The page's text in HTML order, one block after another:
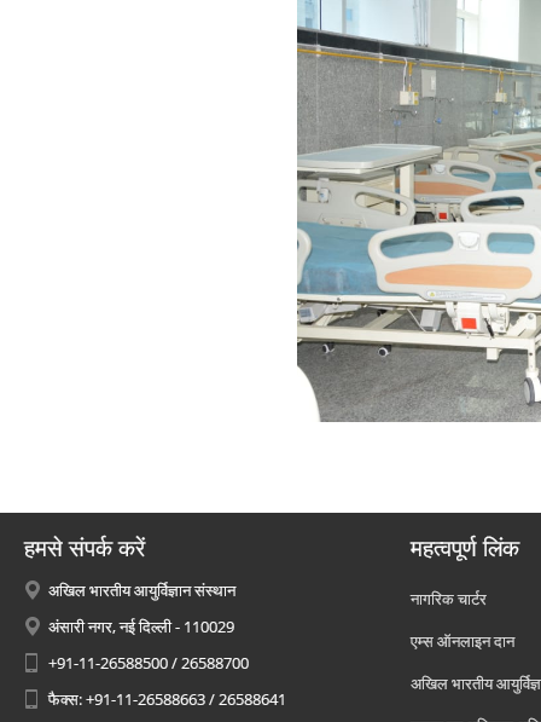
हमसे संपर्क करें
अखिल भारतीय आयुर्विज्ञान संस्थान
अंसारी नगर, नई दिल्ली - 110029
+91-11-26588500 / 26588700
फैक्स: +91-11-26588663 / 26588641
महत्वपूर्ण लिंक
नागरिक चार्टर
एम्स ऑनलाइन दान
अखिल भारतीय